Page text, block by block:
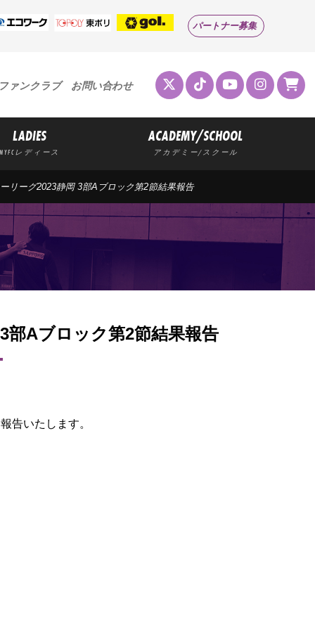
パートナー募集
ァンクラブ お問い合わせ
LADIES
MYFCレディース
ACADEMY/SCHOOL
アカデミー/スクール
リーグ2023静岡 3部Aブロック第2節結果報告
部Aブロック第2節結果報告
告いたします。